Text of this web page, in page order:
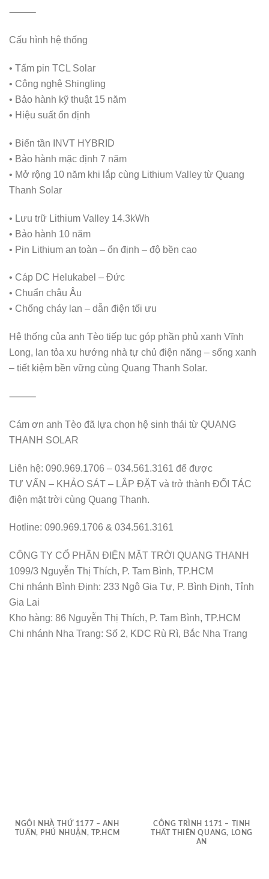
⸻
Cấu hình hệ thống
• Tấm pin TCL Solar
• Công nghệ Shingling
• Bảo hành kỹ thuật 15 năm
• Hiệu suất ổn định
• Biến tần INVT HYBRID
• Bảo hành mặc định 7 năm
• Mở rộng 10 năm khi lắp cùng Lithium Valley từ Quang
Thanh Solar
• Lưu trữ Lithium Valley 14.3kWh
• Bảo hành 10 năm
• Pin Lithium an toàn – ổn định – độ bền cao
• Cáp DC Helukabel – Đức
• Chuẩn châu Âu
• Chống cháy lan – dẫn điện tối ưu
Hệ thống của anh Tèo tiếp tục góp phần phủ xanh Vĩnh
Long, lan tỏa xu hướng nhà tự chủ điện năng – sống xanh
– tiết kiệm bền vững cùng Quang Thanh Solar.
⸻
Cám ơn anh Tèo đã lựa chọn hệ sinh thái từ QUANG
THANH SOLAR
Liên hệ: 090.969.1706 – 034.561.3161 để được
TƯ VẤN – KHẢO SÁT – LẮP ĐẶT và trở thành ĐỐI TÁC
điện mặt trời cùng Quang Thanh.
Hotline: 090.969.1706 & 034.561.3161
CÔNG TY CỔ PHẦN ĐIỆN MẶT TRỜI QUANG THANH
1099/3 Nguyễn Thị Thích, P. Tam Bình, TP.HCM
Chi nhánh Bình Định: 233 Ngô Gia Tự, P. Bình Định, Tỉnh
Gia Lai
Kho hàng: 86 Nguyễn Thị Thích, P. Tam Bình, TP.HCM
Chi nhánh Nha Trang: Số 2, KDC Rù Rì, Bắc Nha Trang
NGÔI NHÀ THỨ 1177 – ANH
TUẤN, PHÚ NHUẬN, TP.HCM
CÔNG TRÌNH 1171 – TỊNH
THẤT THIÊN QUANG, LONG
AN